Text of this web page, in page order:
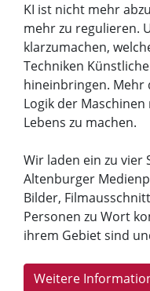
KI ist nicht mehr
mehr zu regulieren.
klarzumachen,
Techniken
hineinbringen. Mehr
Logik der
Lebens zu machen.
Wir laden ein zu vier
Altenburger
Bilder,
Personen zu Wort
ihrem Gebiet sind
Weitere